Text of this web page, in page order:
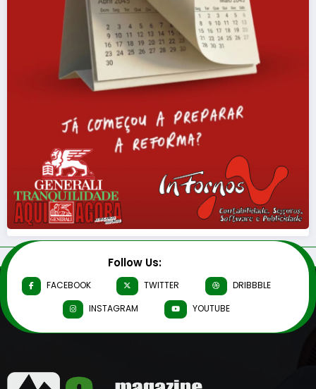
Follow Us:
FACEBOOK TWITTER
DRIBBBLE
INSTAGRAM
YOUTUBE